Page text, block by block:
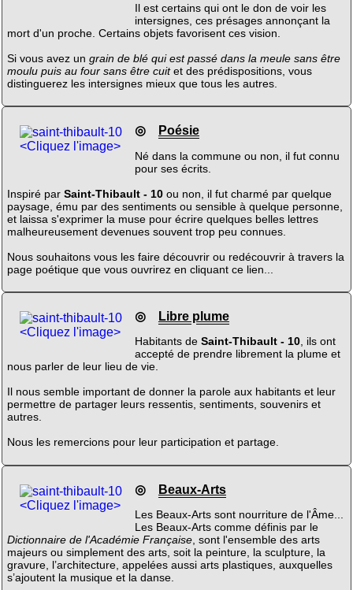
Il est certains qui ont le don de voir les
intersignes, ces présages annonçant la
mort d'un proche. Certains objets favorisent ces vision.
Si vous avez un grain de blé qui est passé dans la meule sans être
moulu puis au four sans être cuitet des prédispositions, vous
distinguerez les intersignes mieux que tous les autres.
<Cliquez l'image>
◎ Poésie
Né dans la commune ou non, il fut connu
pour ses écrits.
Inspiré par Saint-Thibault - 10ou non, il fut charmé par quelque
paysage, ému par des sentiments ou sensible à quelque personne,
et laissa s'exprimer la muse pour écrire quelques belles lettres
malheureusement devenues souvent trop peu connues.
Nous souhaitons vous les faire découvrir ou redécouvrir à travers la
page poétique que vous ouvrirez en cliquant ce lien...
<Cliquez l'image>
◎ Libre plume
Habitants de Saint-Thibault - 10, ils ont
accepté de prendre librement la plume et
nous parler de leur lieu de vie.
Il nous semble important de donner la parole aux habitants et leur
permettre de partager leurs ressentis, sentiments, souvenirs et
autres.
Nous les remercions pour leur participation et partage.
<Cliquez l'image>
◎ Beaux-Arts
Les Beaux-Arts sont nourriture de l'Âme...
Les Beaux-Arts comme définis par le
Dictionnaire de l'Académie Française, sont l'ensemble des arts
majeurs ou simplement des arts, soit la peinture, la sculpture, la
gravure, l’architecture, appelées aussi arts plastiques, auxquelles
s’ajoutent la musique et la danse.